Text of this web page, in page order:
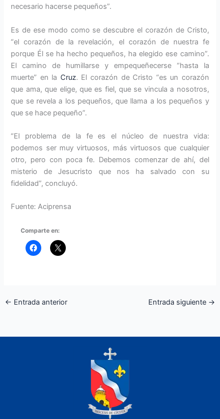
necesario hacerse pequeños”.
Es de ese modo como se descubre el corazón de Cristo,
“el corazón de la revelación, el corazón de nuestra fe
porque Él se ha hecho pequeños, ha elegido ese camino”.
El camino de humillarse y empequeñecerse “hasta la
muerte” en la Cruz. El corazón de Cristo “es un corazón
que ama, que elige, que es fiel, que se vincula a nosotros,
que se revela a los pequeños, que llama a los pequeños y
que se hace pequeño”.
“El problema de la fe es el núcleo de nuestra vida:
podemos ser muy virtuosos, más virtuosos que cualquier
otro, pero con poca fe. Debemos comenzar de ahí, del
misterio de Jesucristo que nos ha salvado con su
fidelidad”, concluyó.
Fuente: Aciprensa
Comparte en:
← Entrada anterior Entrada siguiente →